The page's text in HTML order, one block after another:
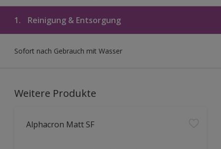
1. Reinigung & Entsorgung
Sofort nach Gebrauch mit Wasser
Weitere Produkte
Alphacron Matt SF